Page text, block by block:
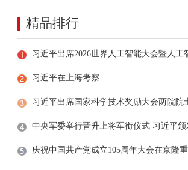
精品排行
习近平在上海考察